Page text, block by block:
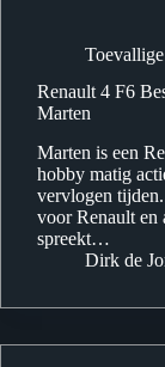
Renault 4 F6
Marten
Marten is een
hobby matig
vervlogen
voor Renault en
spreekt…
Dirk de